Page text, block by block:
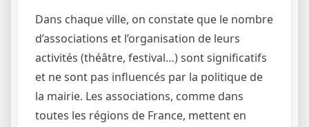
Dans chaque ville, on constate que le nombre
d’associations et l’organisation de leurs
activités (théâtre, festival…) sont significatifs
et ne sont pas influencés par la politique de
la mairie. Les associations, comme dans
toutes les régions de France, mettent en